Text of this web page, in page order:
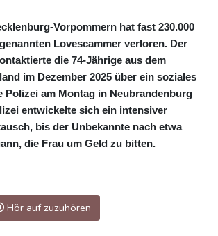
Vorpommern hat fast 230.000
Lovescammer verloren. Der
die 74-Jährige aus dem
im Dezember 2025 über ein soziales
Polizei am Montag in Neubrandenburg
entwickelte sich ein intensiver
bis der Unbekannte nach etwa
die Frau um Geld zu bitten.
Hör auf zuzuhören